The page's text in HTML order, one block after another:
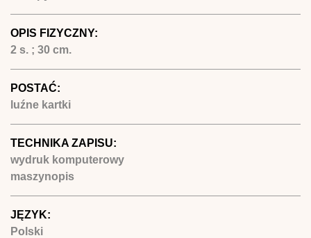
OPIS FIZYCZNY:
2 s. ; 30 cm.
POSTAĆ:
luźne kartki
TECHNIKA ZAPISU:
wydruk komputerowy
maszynopis
JĘZYK:
Polski